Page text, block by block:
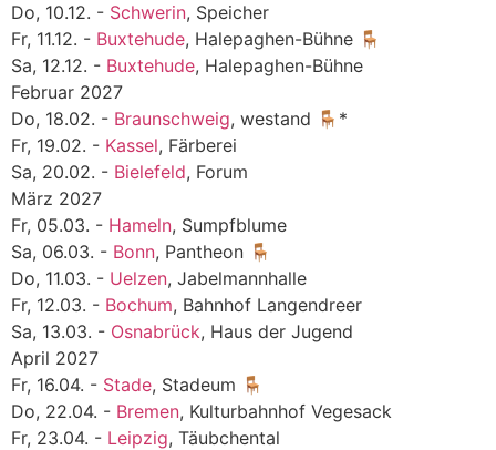
Do, 10.12. - Schwerin, Speicher
Fr, 11.12. - Buxtehude, Halepaghen-Bühne 🪑
Sa, 12.12. - Buxtehude, Halepaghen-Bühne
Februar 2027
Do, 18.02. - Braunschweig, westand 🪑*
Fr, 19.02. - Kassel, Färberei
Sa, 20.02. - Bielefeld, Forum
März 2027
Fr, 05.03. - Hameln, Sumpfblume
Sa, 06.03. - Bonn, Pantheon 🪑
Do, 11.03. - Uelzen, Jabelmannhalle
Fr, 12.03. - Bochum, Bahnhof Langendreer
Sa, 13.03. - Osnabrück, Haus der Jugend
April 2027
Fr, 16.04. - Stade, Stadeum 🪑
Do, 22.04. - Bremen, Kulturbahnhof Vegesack
Fr, 23.04. - Leipzig, Täubchental